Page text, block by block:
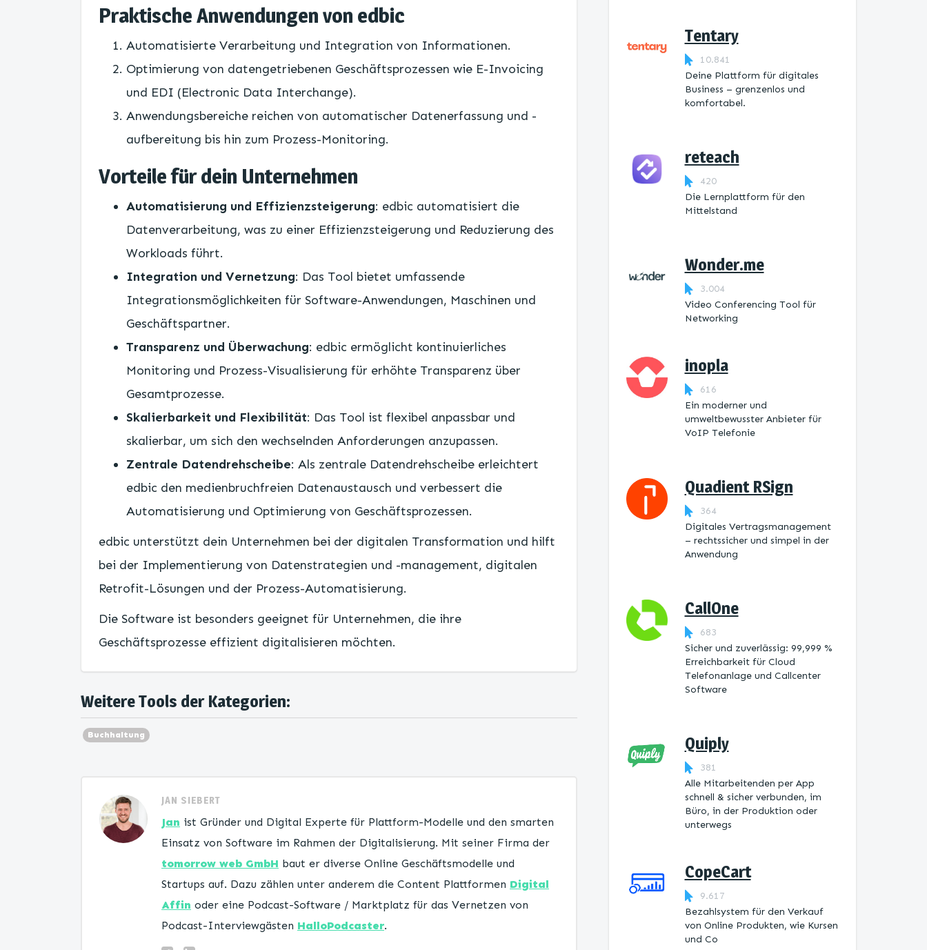
Praktische Anwendungen von edbic
Automatisierte Verarbeitung und Integration von Informationen.
Optimierung von datengetriebenen Geschäftsprozessen wie E-Invoicing
und EDI (Electronic Data Interchange).
Anwendungsbereiche reichen von automatischer Datenerfassung und -
aufbereitung bis hin zum Prozess-Monitoring.
Vorteile für dein Unternehmen
Automatisierung und Effizienzsteigerung: edbic automatisiert die
Datenverarbeitung, was zu einer Effizienzsteigerung und Reduzierung des
Workloads führt.
Integration und Vernetzung: Das Tool bietet umfassende
Integrationsmöglichkeiten für Software-Anwendungen, Maschinen und
Geschäftspartner.
Transparenz und Überwachung: edbic ermöglicht kontinuierliches
Monitoring und Prozess-Visualisierung für erhöhte Transparenz über
Gesamtprozesse.
Skalierbarkeit und Flexibilität: Das Tool ist flexibel anpassbar und
skalierbar, um sich den wechselnden Anforderungen anzupassen.
Zentrale Datendrehscheibe: Als zentrale Datendrehscheibe erleichtert
edbic den medienbruchfreien Datenaustausch und verbessert die
Automatisierung und Optimierung von Geschäftsprozessen.
edbic unterstützt dein Unternehmen bei der digitalen Transformation und hilft
bei der Implementierung von Datenstrategien und -management, digitalen
Retrofit-Lösungen und der Prozess-Automatisierung.
Die Software ist besonders geeignet für Unternehmen, die ihre
Geschäftsprozesse effizient digitalisieren möchten.
Weitere Tools der Kategorien:
Buchhaltung
JAN SIEBERT
Jan ist Gründer und Digital Experte für Plattform-Modelle und den smarten
Einsatz von Software im Rahmen der Digitalisierung. Mit seiner Firma der
tomorrow web GmbH baut er diverse Online Geschäftsmodelle und
Startups auf. Dazu zählen unter anderem die Content Plattformen Digital
Affin oder eine Podcast-Software / Marktplatz für das Vernetzen von
Podcast-Interviewgästen HalloPodcaster.
Tentary
10.841
Deine Plattform für digitales
Business – grenzenlos und
komfortabel.
reteach
420
Die Lernplattform ​für den
Mittelstand
Wonder.me
3.004
Video Conferencing Tool für
Networking
inopla
616
Ein moderner und
umweltbewusster Anbieter für
VoIP Telefonie
Quadient RSign
364
Digitales Vertragsmanagement
– rechtssicher und simpel in der
Anwendung
CallOne
683
Sicher und zuverlässig: 99,999 %
Erreichbarkeit für Cloud
Telefonanlage und Callcenter
Software
Quiply
381
Alle Mitarbeitenden per App
schnell & sicher verbunden, im
Büro, in der Produktion oder
unterwegs
CopeCart
9.617
Bezahlsystem für den Verkauf
von Online Produkten, wie Kursen
und Co